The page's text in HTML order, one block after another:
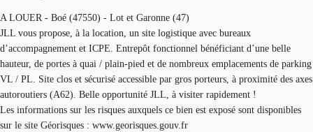
A LOUER - Boé (47550) - Lot et Garonne (47)
JLL vous propose, à la location, un site logistique avec bureaux
d’accompagnement et ICPE. Entrepôt fonctionnel bénéficiant d’une belle
hauteur, de portes à quai / plain-pied et de nombreux emplacements de parking
VL / PL. Site clos et sécurisé accessible par gros porteurs, à proximité des axes
autoroutiers (A62). Belle opportunité JLL, à visiter rapidement !
Les informations sur les risques auxquels ce bien est exposé sont disponibles
sur le site Géorisques : www.georisques.gouv.fr